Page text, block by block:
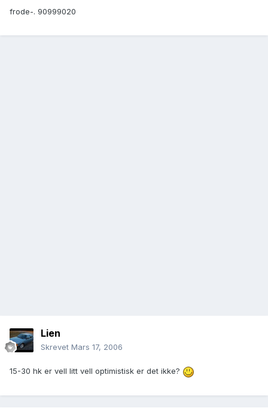
frode-. 90999020
Lien
Skrevet Mars 17, 2006
15-30 hk er vell litt vell optimistisk er det ikke?